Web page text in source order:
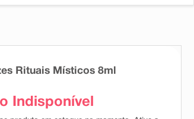
Rituais Místicos 8ml